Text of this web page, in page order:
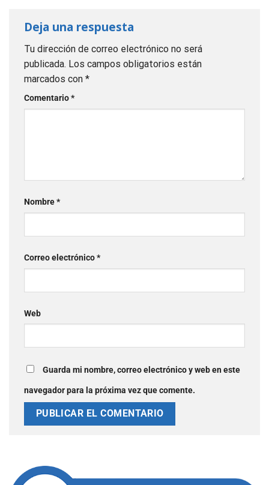
Deja una respuesta
Tu dirección de correo electrónico no será
publicada. Los campos obligatorios están
marcados con *
Comentario*
Nombre*
Correo electrónico*
Web
Guarda mi nombre, correo electrónico y web en este
navegador para la próxima vez que comente.